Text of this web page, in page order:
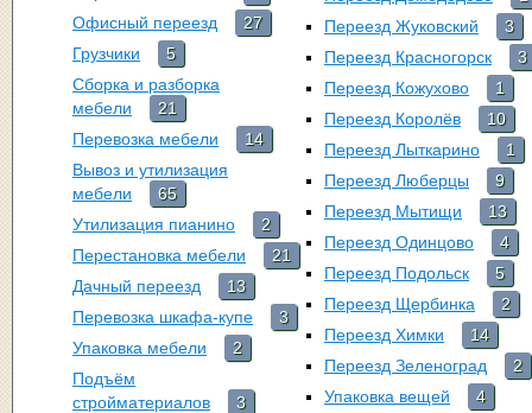
Офисный переезд
27
Грузчики
5
Сборка и разборка
мебели
21
Перевозка мебели
14
Вывоз и утилизация
мебели
65
Утилизация пианино
2
Перестановка мебели
21
Дачный переезд
13
Перевозка шкафа-купе
3
Упаковка мебели
2
Подъём
стройматериалов
3
Переезд Жуковский
3
Переезд Красногорск
3
Переезд Кожухово
1
Переезд Королёв
10
Переезд Лыткарино
1
Переезд Люберцы
9
Переезд Мытищи
13
Переезд Одинцово
4
Переезд Подольск
5
Переезд Щербинка
2
Переезд Химки
14
Переезд Зеленоград
2
Упаковка вещей
4